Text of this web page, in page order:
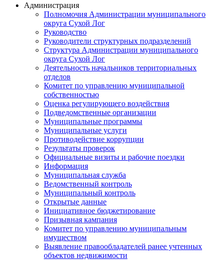
Администрация
Полномочия Администрации муниципального
округа Сухой Лог
Руководство
Руководители структурных подразделений
Структура Администрации муниципального
округа Сухой Лог
Деятельность начальников территориальных
отделов
Комитет по управлению муниципальной
собственностью
Оценка регулирующего воздействия
Подведомственные организации
Муниципальные программы
Муниципальные услуги
Противодействие коррупции
Результаты проверок
Официальные визиты и рабочие поездки
Информация
Муниципальная служба
Ведомственный контроль
Муниципальный контроль
Открытые данные
Инициативное бюджетирование
Призывная кампания
Комитет по управлению муниципальным
имуществом
Выявление правообладателей ранее учтенных
объектов недвижимости